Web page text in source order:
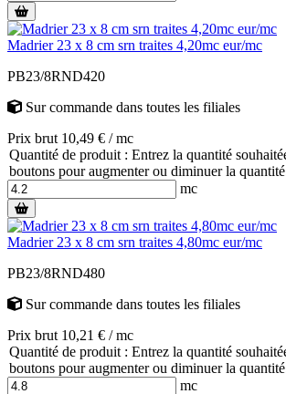
Madrier 23 x 8 cm srn traites 4,20mc eur/mc
PB23/8RND420
Sur commande dans toutes les filiales
Prix brut 10,49 € / mc
Quantité de produit : Entrez la quantité
boutons pour augmenter ou diminuer la
mc
Madrier 23 x 8 cm srn traites 4,80mc eur/mc
PB23/8RND480
Sur commande dans toutes les filiales
Prix brut 10,21 € / mc
Quantité de produit : Entrez la quantité
boutons pour augmenter ou diminuer la
mc